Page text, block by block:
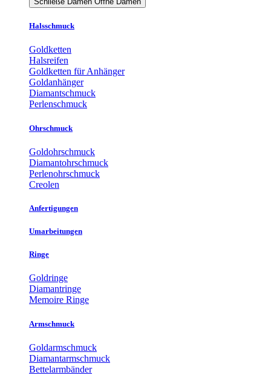
Halsschmuck
Goldketten
Halsreifen
Goldketten für Anhänger
Goldanhänger
Diamantschmuck
Perlenschmuck
Ohrschmuck
Goldohrschmuck
Diamantohrschmuck
Perlenohrschmuck
Creolen
Anfertigungen
Umarbeitungen
Ringe
Goldringe
Diamantringe
Memoire Ringe
Armschmuck
Goldarmschmuck
Diamantarmschmuck
Bettelarmbänder